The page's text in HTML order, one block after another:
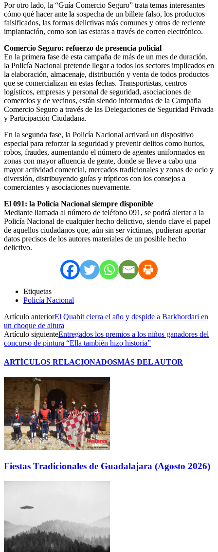
Por otro lado, la “Guía Comercio Seguro” trata temas interesantes
cómo qué hacer ante la sospecha de un billete falso, los productos
falsificados, las formas delictivas más comunes y otros de reciente
implantación, como son las estafas a través de correo electrónico.
Comercio Seguro: refuerzo de presencia policial
En la primera fase de esta campaña de más de un mes de duración,
la Policía Nacional pretende llegar a todos los sectores implicados en
la elaboración, almacenaje, distribución y venta de todos productos
que se comercializan en estas fechas. Transportistas, centros
logísticos, empresas y personal de seguridad, asociaciones de
comercios y de vecinos, están siendo informados de la Campaña
Comercio Seguro a través de las Delegaciones de Seguridad Privada
y Participación Ciudadana.
En la segunda fase, la Policía Nacional activará un dispositivo
especial para reforzar la seguridad y prevenir delitos como hurtos,
robos, fraudes, aumentando el número de agentes uniformados en
zonas con mayor afluencia de gente, donde se lleve a cabo una
mayor actividad comercial, mercados tradicionales y zonas de ocio y
diversión, distribuyendo guías y trípticos con los consejos a
comerciantes y asociaciones nuevamente.
El 091: la Policía Nacional siempre disponible
Mediante llamada al número de teléfono 091, se podrá alertar a la
Policía Nacional de cualquier hecho delictivo, siendo clave el papel
de aquellos ciudadanos que, aún sin ser víctimas, pudieran aportar
datos precisos de los autores materiales de un posible hecho
delictivo.
Etiquetas
Policía Nacional
Artículo anteriorEl Quabit cierra el año y despide a Barkhordari en
un choque de altura
Artículo siguienteEntregados los premios a los niños ganadores del
concurso de pintura “Ella también hizo historia”
ARTÍCULOS RELACIONADOSMÁS DEL AUTOR
Fiestas Tradicionales de Guadalajara (Agosto 2026)